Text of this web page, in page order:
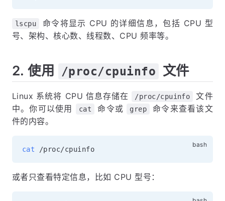
lscpu
命令将显示 CPU 的详细信息，包括 CPU 型
号、架构、核心数、线程数、CPU 频率等。
2. 使用 /proc/cpuinfo 文件
Linux 系统将 CPU 信息存储在 /proc/cpuinfo
文件
中。你可以使用
cat 命令或 grep
命令来查看该文
件的内容。
cat
或者只查看特定信息，比如 CPU 型号：